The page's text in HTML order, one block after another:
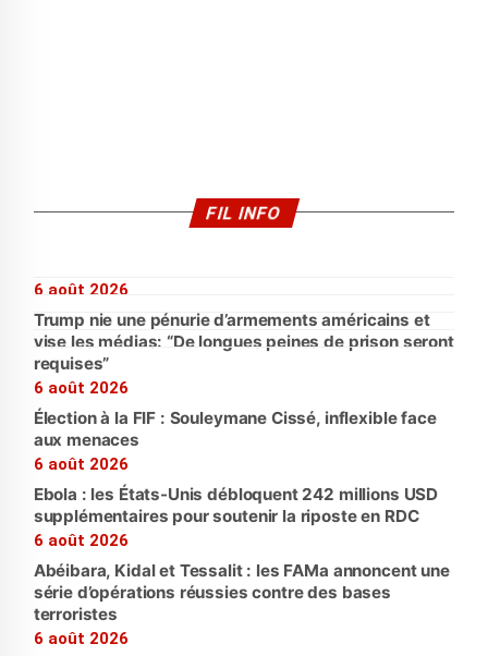
FIL INFO
6 août 2026
Trump nie une pénurie d’armements américains et
vise les médias: “De longues peines de prison seront
requises”
6 août 2026
Élection à la FIF : Souleymane Cissé, inflexible face
aux menaces
6 août 2026
Ebola : les États-Unis débloquent 242 millions USD
supplémentaires pour soutenir la riposte en RDC
6 août 2026
Abéibara, Kidal et Tessalit : les FAMa annoncent une
série d’opérations réussies contre des bases
terroristes
6 août 2026